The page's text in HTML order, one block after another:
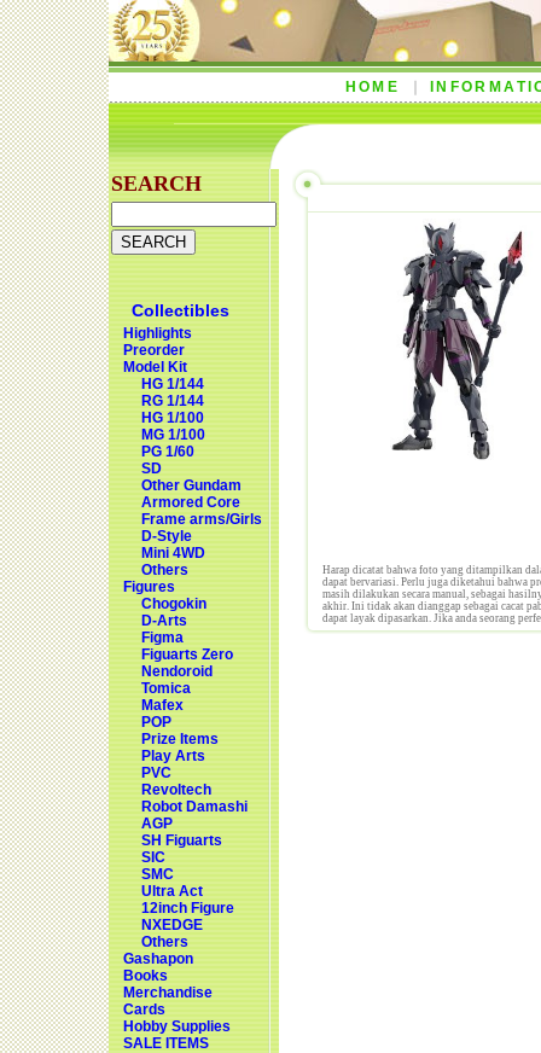
HOME
SEARCH
Collectibles
Highlights
Preorder
Model Kit
HG 1/144
RG 1/144
HG 1/100
MG 1/100
PG 1/60
SD
Other Gundam
Armored Core
Frame arms/Girls
D-Style
Mini 4WD
Others
Figures
Chogokin
D-Arts
Figma
Figuarts Zero
Nendoroid
Tomica
Mafex
POP
Prize Items
Play Arts
PVC
Revoltech
Robot Damashi
AGP
SH Figuarts
SIC
SMC
Ultra Act
12inch Figure
NXEDGE
Others
Gashapon
Books
Merchandise
Cards
Hobby Supplies
SALE ITEMS
Harap dicatat bahwa foto yang ditampilkan
dapat bervariasi. Perlu juga diketahui bahwa
masih dilakukan secara manual, sebagai
akhir. Ini tidak akan dianggap sebagai cacat
dapat layak dipasarkan. Jika anda seorang